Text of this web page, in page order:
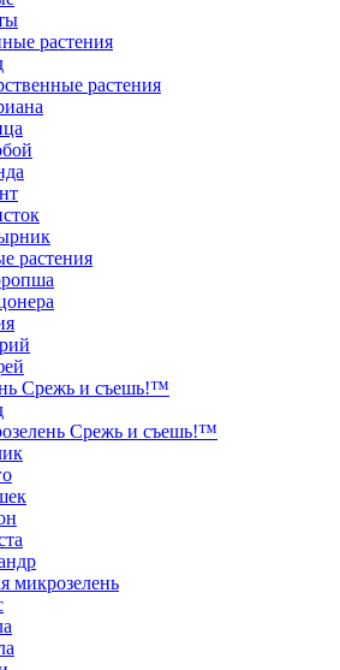
растения
растения
растения
Срежь и съешь!™
Срежь и съешь!™
микрозелень